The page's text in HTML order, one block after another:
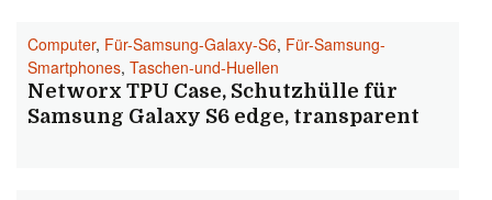
Computer, Für-Samsung-Galaxy-S6, Für-Samsung-
Smartphones, Taschen-und-Huellen
Networx TPU Case, Schutzhülle für
Samsung Galaxy S6 edge, transparent